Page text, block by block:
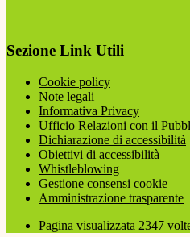
Sezione Link Utili
Cookie policy
Note legali
Informativa Privacy
Ufficio Relazioni con il
Dichiarazione di accessibilità
Obiettivi di accessibilità
Whistleblowing
Gestione consensi cookie
Amministrazione trasparente
Pagina visualizzata 2347